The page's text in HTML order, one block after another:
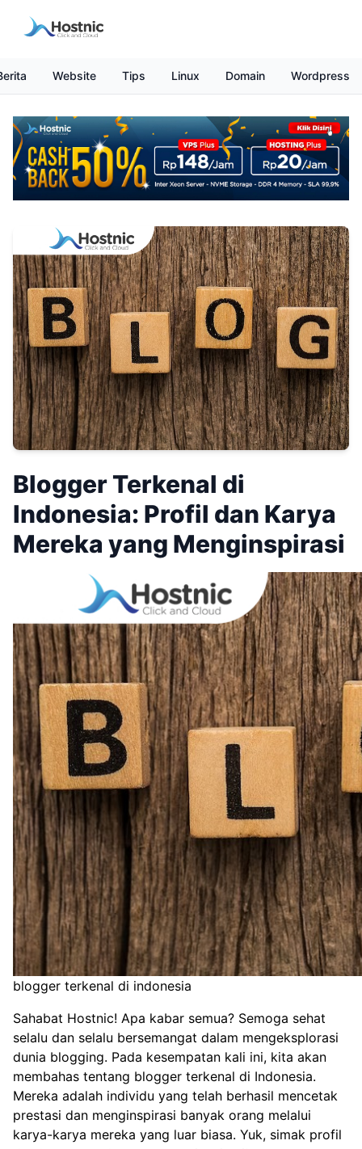
Website Tips Linux Domain Wordpress
Blogger Terkenal di
Indonesia: Profil dan Karya
Mereka yang Menginspirasi
blogger terkenal di indonesia
Sahabat Hostnic! Apa kabar semua? Semoga sehat
selalu dan selalu bersemangat dalam mengeksplorasi
dunia blogging. Pada kesempatan kali ini, kita akan
membahas tentang blogger terkenal di Indonesia.
Mereka adalah individu yang telah berhasil mencetak
prestasi dan menginspirasi banyak orang melalui
karya-karya mereka yang luar biasa. Yuk, simak profil